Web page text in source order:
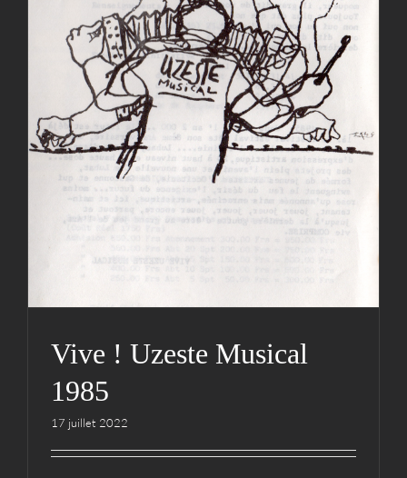
Vive ! Uzeste Musical 1985
Actualités Archives Cie Hestejada Lettre d'info Médias
Photos
Vive ! Uzeste Musical
1985
17 juillet 2022